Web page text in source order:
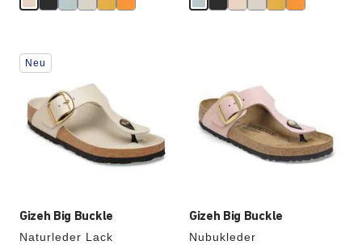
Gizeh Big Buckle
Naturleder Lack
Durch
Anklicken
Farben
werden
die
Produktbilder
aktualisiert.
Neu
Gizeh Big Buckle
Nubukleder
Farben
werden
die
Produktbilder
aktualisiert.